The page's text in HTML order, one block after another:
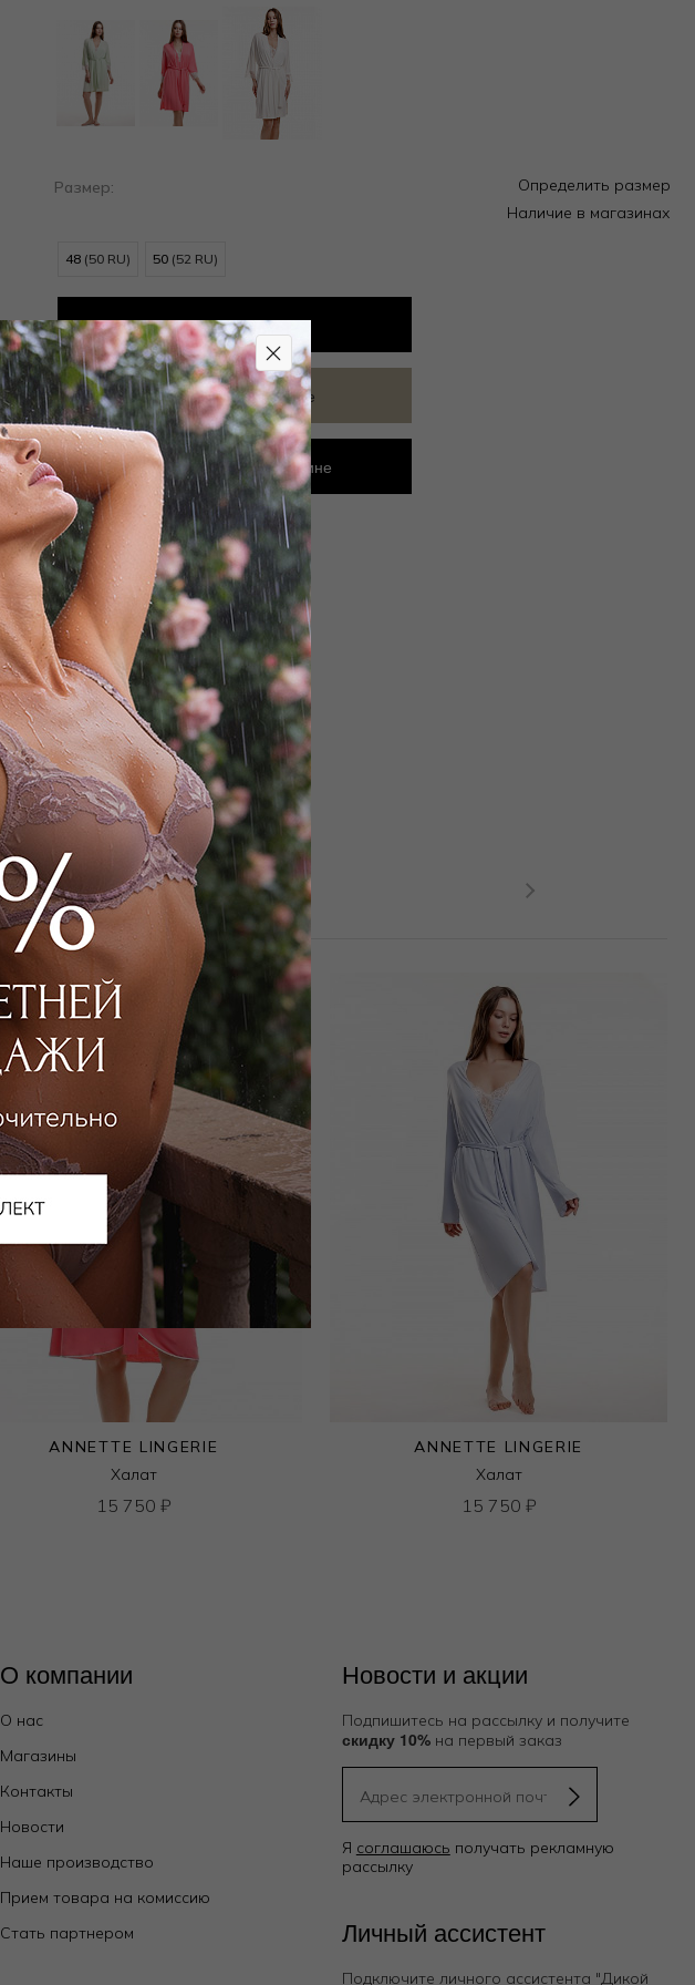
Размер:
Определить размер
Наличие в магазинах
48 (50 RU) 50 (52 RU)
Добавитьв корзину
Добавить в избранное
Забронировать в магазине
ANNETTE LINGERIE
Халат
15 750 ₽
ANNETTE LINGERIE
Халат
15 750 ₽
О компании
О нас
Магазины
Контакты
Новости
Наше производство
Прием товара на комиссию
Стать партнером
Новости и акции
Подпишитесь на рассылку и получите
скидку 10%на первый заказ
Я соглашаюсь получать рекламную
рассылку
Личный ассистент
Подключите личного ассистента "Дикой